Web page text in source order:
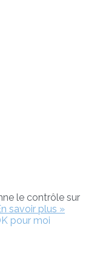
le contrôle sur
savoir plus »
pour moi